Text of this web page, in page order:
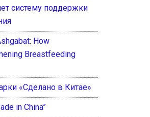
систему поддержки
How
Breastfeeding
«Сделано в Китае»
in China”